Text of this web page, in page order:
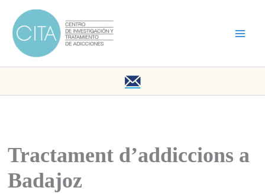
contingut
Tractament d’addiccions a
Badajoz